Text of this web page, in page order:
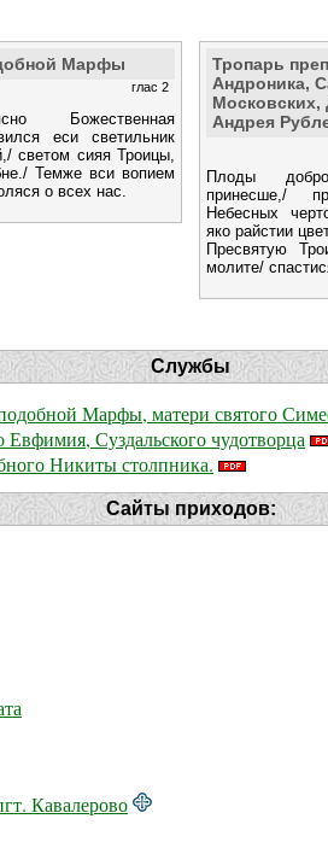
Марфы
глас 2
Божественная
еси светильник
светом сияя Троицы,
Темже вси вопием
о всех нас.
Тропарь
Андроника,
Московских,
Андрея
Плоды
принесше,/
Небесных
яко райстии
Пресвятую
молите/
Службы
Марфы, матери святого
Суздальского чудотворца
Никиты столпника.
Сайты приходов:
Кавалерово